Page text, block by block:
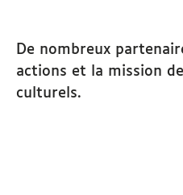
De nombreux
actions et la mission
culturels.